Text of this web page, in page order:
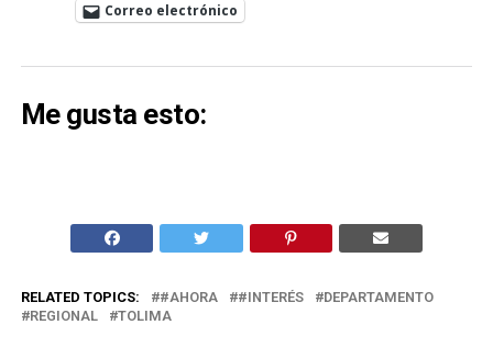
Correo electrónico
Me gusta esto:
RELATED TOPICS: #AHORA #INTERÉS
DEPARTAMENTO
REGIONAL
TOLIMA